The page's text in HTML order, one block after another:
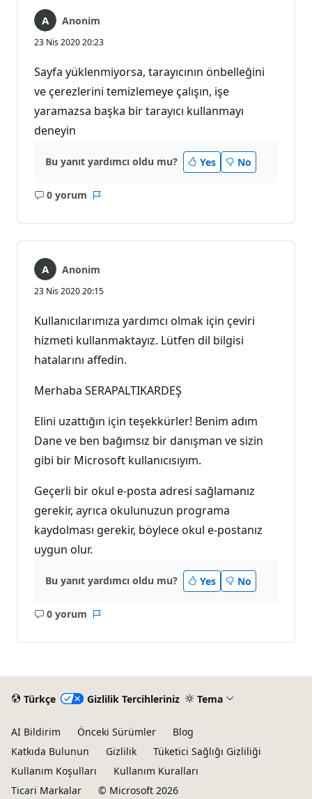
Anonim
23 Nis 2020 20:23
Sayfa yüklenmiyorsa, tarayıcının önbelleğini
ve çerezlerini temizlemeye çalışın, işe
yaramazsa başka bir tarayıcı kullanmayı
deneyin
Bu yanıt yardımcı oldu mu? Yes No
0 yorum
Açıklama
Anonim
23 Nis 2020 20:15
Kullanıcılarımıza yardımcı olmak için çeviri
hizmeti kullanmaktayız. Lütfen dil bilgisi
hatalarını affedin.
Merhaba SERAPALTIKARDEŞ
Elini uzattığın için teşekkürler! Benim adım
Dane ve ben bağımsız bir danışman ve sizin
gibi bir Microsoft kullanıcısıyım.
Geçerli bir okul e-posta adresi sağlamanız
gerekir, ayrıca okulunuzun programa
kaydolması gerekir, böylece okul e-postanız
uygun olur.
Bu yanıt yardımcı oldu mu? Yes No
0 yorum
Açıklama
Türkçe Gizlilik Tercihleriniz Tema
AI Bildirim Önceki Sürümler
Blog
Katkıda Bulunun
Gizlilik
Tüketici Sağlığı Gizliliği
Kullanım Koşulları
Kullanım Kuralları
Ticari Markalar
© Microsoft 2026